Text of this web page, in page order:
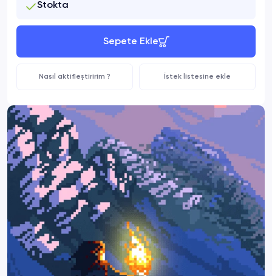
Stokta
Sepete Ekle
Nasıl aktifleştiririm ? İstek listesine ekle